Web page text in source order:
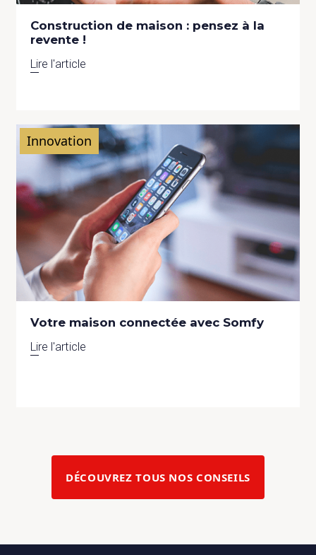
Construction de maison : pensez à la
revente !
Lire l'article
Innovation
Votre maison connectée avec Somfy
Lire l'article
DÉCOUVREZ TOUS NOS CONSEILS